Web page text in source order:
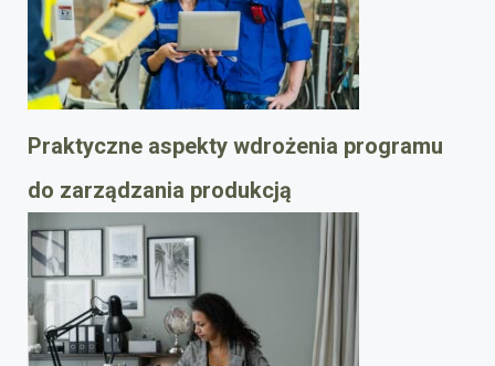
Praktyczne aspekty wdrożenia programu
do zarządzania produkcją